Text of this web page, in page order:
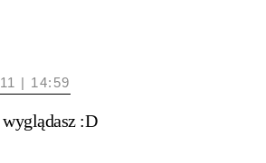
| 14:59
:D